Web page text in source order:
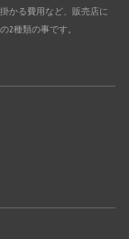
かる費用など、販売店に
2種類の事です。